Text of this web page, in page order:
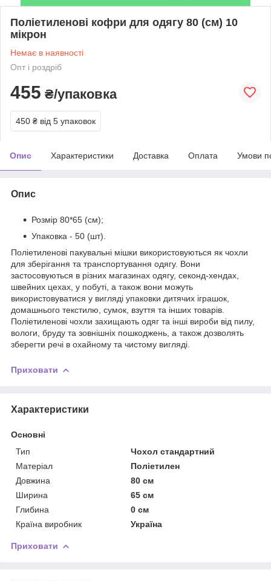
Поліетиленові кофри для одягу 80 (см) 10
мікрон
Немає в наявності
Опт і роздріб
455 ₴/упаковка
450 ₴ від 5 упаковок
Опис Характеристики Доставка Оплата Умови
Опис
Розмір 80*65 (см);
Упаковка - 50 (шт).
Поліетиленові пакувальні мішки використовуються як чохли
для зберігання та транспортування одягу. Вони
застосовуються в різних магазинах одягу, секонд-хендах,
швейних цехах, у побуті, а також вони можуть
використовуватися у вигляді упаковки дитячих іграшок,
домашнього текстилю, сумок, взуття та інших товарів.
Поліетиленові чохли захищають одяг та інші вироби від пилу,
вологи, бруду та зовнішніх пошкоджень, а також дозволять
зберегти речі в охайному та чистому вигляді.
Приховати
Характеристики
Основні
Тип
Чохол стандартний
Матеріал
Поліетилен
Довжина
80 см
Ширина
65 см
Глибина
0 см
Країна виробник
Україна
Приховати